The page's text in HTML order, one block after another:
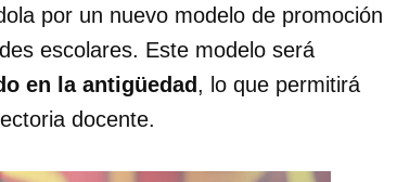
por un nuevo modelo de promoción
escolares. Este modelo será
en la antigüedad, lo que permitirá
docente.